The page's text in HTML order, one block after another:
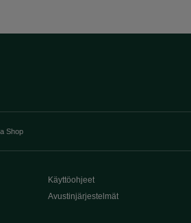
Shop
Käyttöohjeet
Avustinjärjestelmät